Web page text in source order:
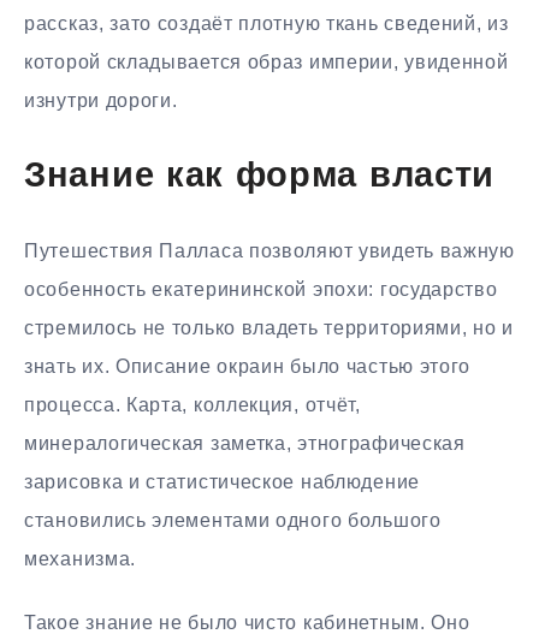
рассказ, зато создаёт плотную ткань сведений, из
которой складывается образ империи, увиденной
изнутри дороги.
Знание как форма власти
Путешествия Палласа позволяют увидеть важную
особенность екатерининской эпохи: государство
стремилось не только владеть территориями, но и
знать их. Описание окраин было частью этого
процесса. Карта, коллекция, отчёт,
минералогическая заметка, этнографическая
зарисовка и статистическое наблюдение
становились элементами одного большого
механизма.
Такое знание не было чисто кабинетным. Оно